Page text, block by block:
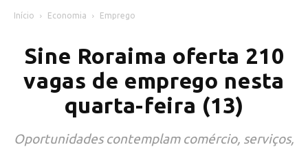
Início Economia Emprego
Sine Roraima oferta 210
vagas de emprego nesta
quarta-feira (13)
Oportunidades contemplam comércio, serviços,